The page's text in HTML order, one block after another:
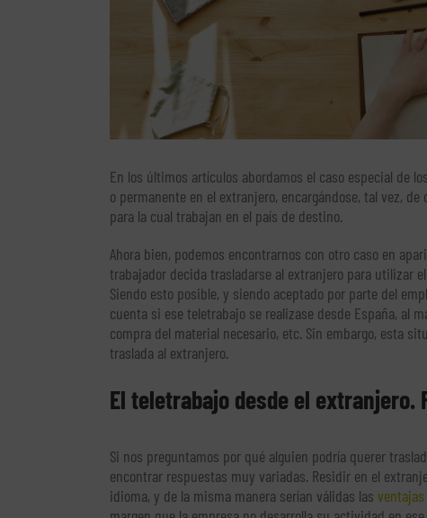
En los últimos artículos abordamos el caso especial de los
o permanente en el extranjero, encargándose, tal vez,
para la cual trabajan en el país de destino.
Ahora bien, podemos encontrarnos con otro caso en
trabajador decida trasladarse al extranjero para utilizar
Siendo esto posible, y siendo aceptado por parte del
cuenta si ese teletrabajo se realizase desde España, al
compra del material necesario, etc. Sin embargo, esta
traslada al extranjero.
El teletrabajo desde el extranjero.
Si nos preguntamos por qué alguien podría querer
encontrar respuestas muy variadas. Residir en el
idioma, y de la misma manera serían válidas las